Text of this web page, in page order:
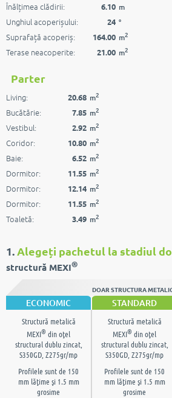
Înălțimea clădirii: 6.10 m
Unghiul acoperișului: 24 °
Suprafață acoperiș: 164.00 m2
Terase neacoperite: 21.00 m2
Parter
Living: 20.68 m2
Bucătărie: 7.85 m2
Vestibul: 2.92 m2
Coridor: 10.80 m2
Baie: 6.52 m2
Dormitor: 11.55 m2
Dormitor: 12.14 m2
Dormitor: 11.55 m2
Toaletă: 3.49 m2
1.Alegeți pachetul la stadiul
structură MEXI®
DOAR STRUCTURA
ECONOMIC STANDARD
Structură metalică
MEXI® din oţel
structural dublu zincat,
S350GD, Z275gr/mp
Profilele sunt de 150
mm lăţime şi 1.5 mm
grosime
Structură metalică
MEXI® din oţel
structural dublu zincat,
S350GD, Z275gr/mp
Profilele sunt de 150
mm lăţime şi 1.5 mm
grosime